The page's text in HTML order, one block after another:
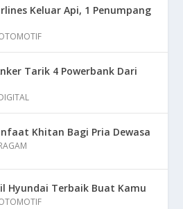
Keluar Api, 1 Penumpang
Tarik 4 Powerbank Dari
Khitan Bagi Pria Dewasa
Hyundai Terbaik Buat Kamu